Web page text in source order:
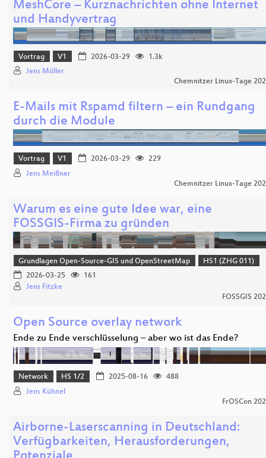
MeshCore – Kurznachrichten ohne Internet
und Handyvertrag
Vortrag V1 2026-03-29
1.3k
Jens Möller
Chemnitzer Linux-Tage
E-Mails mit Rspamd filtern – ein Rundgang
durch die Module
Vortrag V1 2026-03-29
229
Jens Meißner
Chemnitzer Linux-Tage
Warum es eine gute Idee war, eine
FOSSGIS-Firma zu gründen
Grundlagen Open-Source-GIS und OpenStreetMap
HS1 (ZHG 011)
2026-03-25
161
Jens Fitzke
FOSSGIS
Open Source overlay network
Ende zu Ende verschlüsselung – aber wo ist das Ende?
Network HS 1/2 2025-08-16
488
Jens Kühnel
FrOSCon
Airborne-Laserscanning in Deutschland:
Verfügbarkeiten, Herausforderungen,